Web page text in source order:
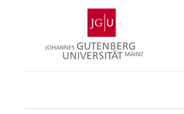
Gutenberg-
Universität
Mainz